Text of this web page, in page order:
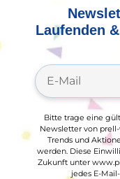
Laufenden
Bitte trage eine
Newsletter von
Trends und
werden. Diese
Zukunft unter
jedes E-